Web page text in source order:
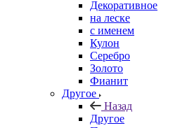
Декоративное
на леске
с именем
Кулон
Серебро
Золото
Фианит
Другое
Назад
Другое